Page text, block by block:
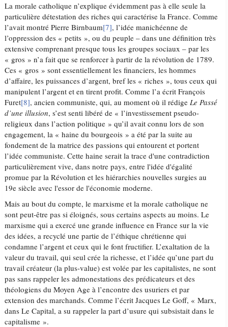
La morale catholique n’explique évidemment pas à elle seule la
particulière détestation des riches qui caractérise la France. Comme
l’avait montré Pierre Birnbaum[7], l’idée manichéenne de
l’oppression des « petits », ou du peuple – dans une définition très
extensive comprenant presque tous les groupes sociaux – par les
« gros » n’a fait que se renforcer à partir de la révolution de 1789.
Ces « gros » sont essentiellement les financiers, les hommes
d’affaire, les puissances d’argent, bref les « riches », tous ceux qui
manipulent l’argent et en tirent profit. Comme l’a écrit François
Furet[8], ancien communiste, qui, au moment où il rédigeLe Passé
d’une illusion, s’est senti libéré de « l’investissement pseudo-
religieux dans l’action politique » qu’il avait connu lors de son
engagement, la « haine du bourgeois » a été par la suite au
fondement de la matrice des passions qui entourent et portent
l’idée communiste. Cette haine serait la trace d'une contradiction
particulièrement vive, dans notre pays, entre l'idée d'égalité
promue par la Révolution et les hiérarchies nouvelles surgies au
19e siècle avec l'essor de l'économie moderne.
Mais au bout du compte, le marxisme et la morale catholique ne
sont peut-être pas si éloignés, sous certains aspects au moins. Le
marxisme qui a exercé une grande influence en France sur la vie
des idées, a recyclé une partie de l’éthique chrétienne qui
condamne l’argent et ceux qui le font fructifier. L’exaltation de la
valeur du travail, qui seul crée la richesse, et l’idée qu’une part du
travail créateur (la plus-value) est volée par les capitalistes, ne sont
pas sans rappeler les admonestations des prédicateurs et des
théologiens du Moyen Age à l’encontre des usuriers et par
extension des marchands. Comme l’écrit Jacques Le Goff, « Marx,
dans Le Capital, a su rappeler la part d’usure qui subsistait dans le
capitalisme ».